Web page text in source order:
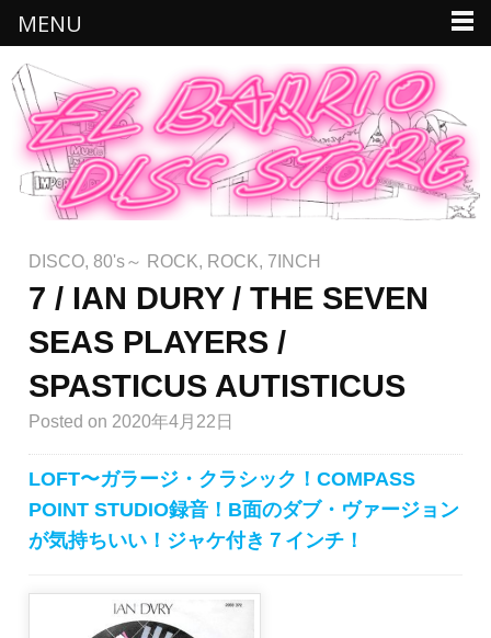
DISCO, 80's～ ROCK, ROCK, 7INCH
7 / IAN DURY / THE SEVEN
SEAS PLAYERS /
SPASTICUS AUTISTICUS
Posted on 2020年4月22日
LOFT〜ガラージ・クラシック！COMPASS
POINT STUDIO録音！B面のダブ・ヴァージョン
が気持ちいい！ジャケ付き７インチ！
MENU